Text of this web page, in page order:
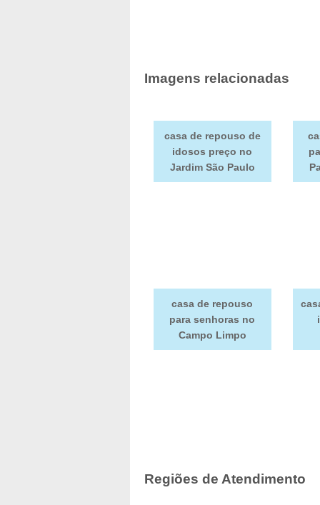
Imagens relacionadas
casa de repouso de
idosos preço no
Jardim São Paulo
casa de repouso
para senhoras no
Campo Limpo
Regiões de Atendimento